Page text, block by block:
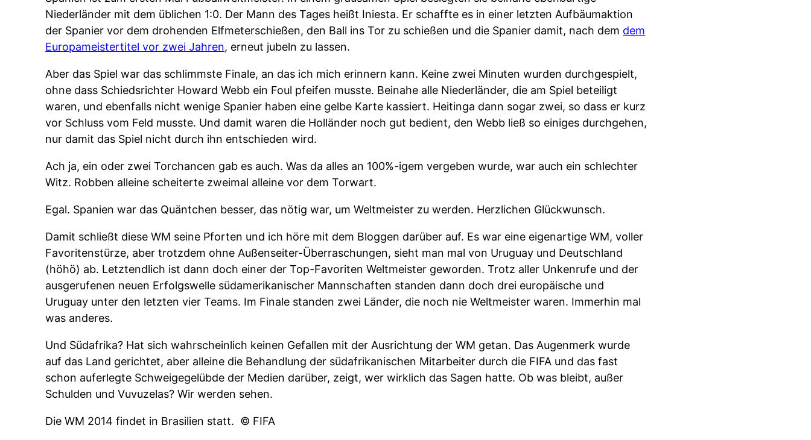
Niederländer mit dem üblichen 1:0. Der Mann des Tages heißt Iniesta. Er schaffte es in einer letzten Aufbäumaktion
der Spanier vor dem drohenden Elfmeterschießen, den Ball ins Tor zu schießen und die Spanier damit, nach dem dem
Europameistertitel vor zwei Jahren, erneut jubeln zu lassen.
Aber das Spiel war das schlimmste Finale, an das ich mich erinnern kann. Keine zwei Minuten wurden durchgespielt,
ohne dass Schiedsrichter Howard Webb ein Foul pfeifen musste. Beinahe alle Niederländer, die am Spiel beteiligt
waren, und ebenfalls nicht wenige Spanier haben eine gelbe Karte kassiert. Heitinga dann sogar zwei, so dass er kurz
vor Schluss vom Feld musste. Und damit waren die Holländer noch gut bedient, den Webb ließ so einiges durchgehen,
nur damit das Spiel nicht durch ihn entschieden wird.
Ach ja, ein oder zwei Torchancen gab es auch. Was da alles an 100%-igem vergeben wurde, war auch ein schlechter
Witz. Robben alleine scheiterte zweimal alleine vor dem Torwart.
Egal. Spanien war das Quäntchen besser, das nötig war, um Weltmeister zu werden. Herzlichen Glückwunsch.
Damit schließt diese WM seine Pforten und ich höre mit dem Bloggen darüber auf. Es war eine eigenartige WM, voller
Favoritenstürze, aber trotzdem ohne Außenseiter-Überraschungen, sieht man mal von Uruguay und Deutschland
(höhö) ab. Letztendlich ist dann doch einer der Top-Favoriten Weltmeister geworden. Trotz aller Unkenrufe und der
ausgerufenen neuen Erfolgswelle südamerikanischer Mannschaften standen dann doch drei europäische und
Uruguay unter den letzten vier Teams. Im Finale standen zwei Länder, die noch nie Weltmeister waren. Immerhin mal
was anderes.
Und Südafrika? Hat sich wahrscheinlich keinen Gefallen mit der Ausrichtung der WM getan. Das Augenmerk wurde
auf das Land gerichtet, aber alleine die Behandlung der südafrikanischen Mitarbeiter durch die FIFA und das fast
schon auferlegte Schweigegelübde der Medien darüber, zeigt, wer wirklich das Sagen hatte. Ob was bleibt, außer
Schulden und Vuvuzelas? Wir werden sehen.
Die WM 2014 findet in Brasilien statt. © FIFA